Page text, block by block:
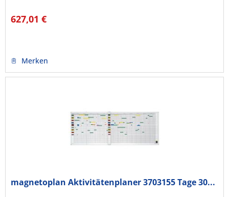
627,01 €
Merken
magnetoplan Aktivitätenplaner 3703155 Tage 30...